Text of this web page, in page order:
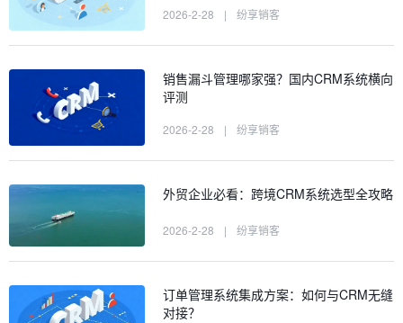
2026-2-28 | 纷享销客
销售漏斗管理哪家强？国内CRM系统横向
评测
2026-2-28 | 纷享销客
外贸企业必看：跨境CRM系统选型全攻略
2026-2-28 | 纷享销客
订单管理系统集成方案：如何与CRM无缝
对接？